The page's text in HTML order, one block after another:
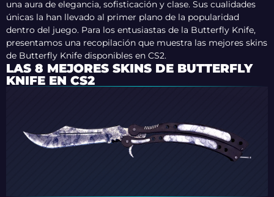
una aura de elegancia, sofisticación y clase. Sus cualidades
únicas la han llevado al primer plano de la popularidad
dentro del juego. Para los entusiastas de la Butterfly Knife,
presentamos una recopilación que muestra las mejores skins
de Butterfly Knife disponibles en CS2.
LAS 8 MEJORES SKINS DE BUTTERFLY
KNIFE EN CS2